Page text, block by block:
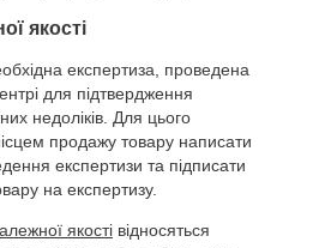
якості
експертиза, проведена
для підтвердження
недоліків. Для цього
продажу товару написати
експертизи та підписати
на експертизу.
якості відносяться